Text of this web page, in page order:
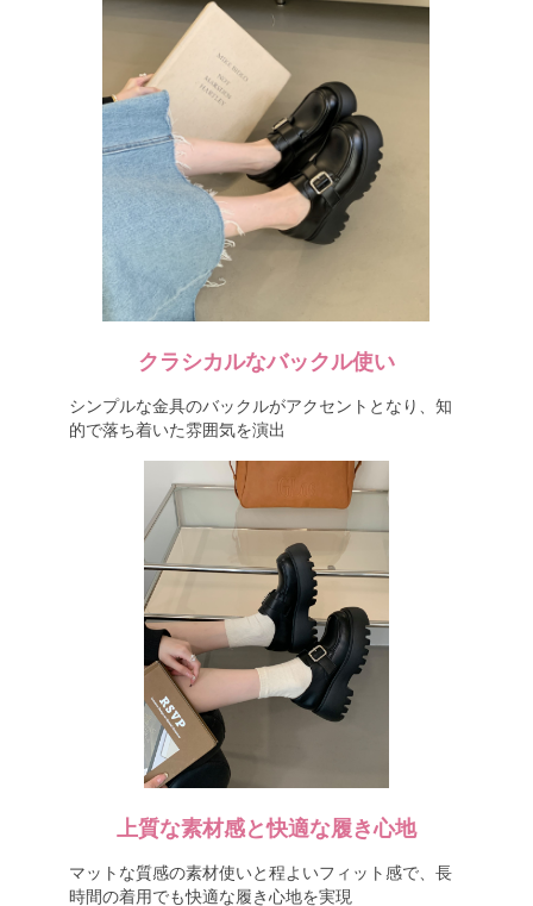
クラシカルなバックル使い
シンプルな金具のバックルがアクセントとなり、知
的で落ち着いた雰囲気を演出
上質な素材感と快適な履き心地
マットな質感の素材使いと程よいフィット感で、長
時間の着用でも快適な履き心地を実現